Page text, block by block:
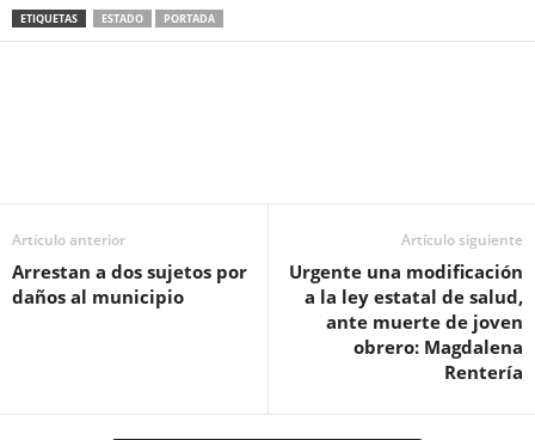
ETIQUETAS ESTADO PORTADA
Artículo anterior
Arrestan a dos sujetos por
daños al municipio
Artículo siguiente
Urgente una modificación
a la ley estatal de salud,
ante muerte de joven
obrero: Magdalena
Rentería